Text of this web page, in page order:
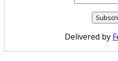
Delivered by